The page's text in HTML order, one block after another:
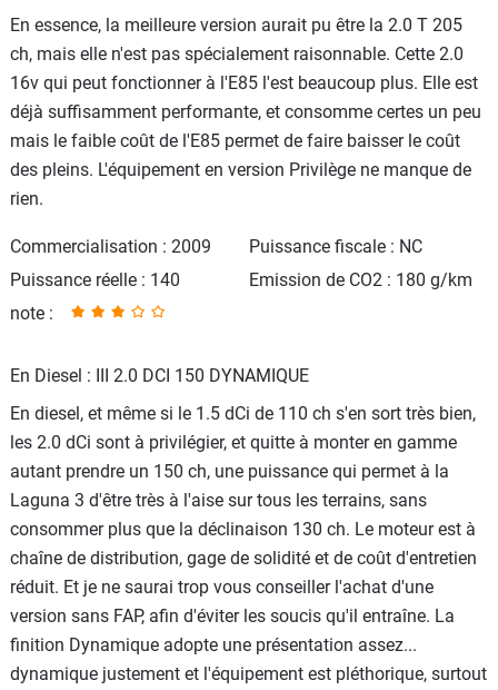
En essence, la meilleure version aurait pu être la 2.0 T 205
ch, mais elle n'est pas spécialement raisonnable. Cette 2.0
16v qui peut fonctionner à l'E85 l'est beaucoup plus. Elle est
déjà suffisamment performante, et consomme certes un peu
mais le faible coût de l'E85 permet de faire baisser le coût
des pleins. L'équipement en version Privilège ne manque de
rien.
Commercialisation : 2009
Puissance fiscale : NC
Puissance réelle : 140
Emission de CO2 : 180 g/km
note :
En Diesel : III 2.0 DCI 150 DYNAMIQUE
En diesel, et même si le 1.5 dCi de 110 ch s'en sort très bien,
les 2.0 dCi sont à privilégier, et quitte à monter en gamme
autant prendre un 150 ch, une puissance qui permet à la
Laguna 3 d'être très à l'aise sur tous les terrains, sans
consommer plus que la déclinaison 130 ch. Le moteur est à
chaîne de distribution, gage de solidité et de coût d'entretien
réduit. Et je ne saurai trop vous conseiller l'achat d'une
version sans FAP, afin d'éviter les soucis qu'il entraîne. La
finition Dynamique adopte une présentation assez...
dynamique justement et l'équipement est pléthorique, surtout